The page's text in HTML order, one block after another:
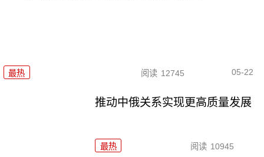
最热 阅读 12745 05-22
推动中俄关系实现更高质量发展
最热 阅读 10945